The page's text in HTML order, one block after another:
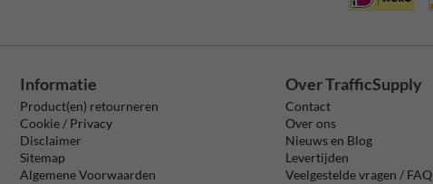
Informatie
Product(en) retourneren
Cookie / Privacy
Disclaimer
Sitemap
Algemene Voorwaarden
Over TrafficSupply
Contact
Over ons
Nieuws en Blog
Levertijden
Veelgestelde vragen / FAQ